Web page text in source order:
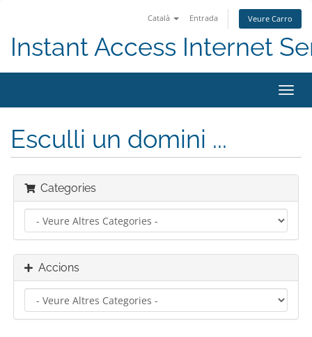
Català Entrada Veure Carro
Instant Access Internet
la
Esculli un domini ...
Categories
Accions